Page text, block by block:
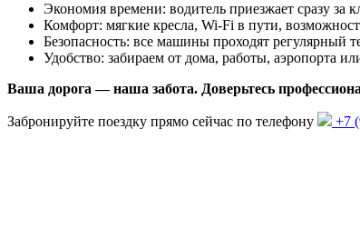
Экономия времени: водитель приезжает сразу за
Комфорт: мягкие кресла, Wi-Fi в пути,
Безопасность: все машины проходят регулярный
Удобство: забираем от дома, работы, аэропорта
Ваша дорога — наша забота. Доверьтесь
Забронируйте поездку прямо сейчас по телефону +7